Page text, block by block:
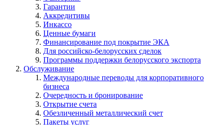
Гарантии
Аккредитивы
Инкассо
Ценные бумаги
Финансирование под покрытие ЭКА
Для российско-белорусских сделок
Программы поддержки белорусского экспорта
Обслуживание
Международные переводы для корпоративного
бизнеса
Очередность и бронирование
Открытие счета
Обезличенный металлический счет
Пакеты услуг